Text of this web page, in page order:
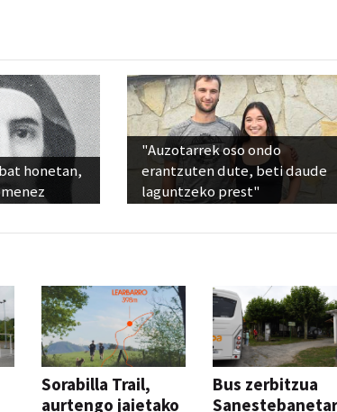
honetan,
"Auzotarrek oso ondo
erantzuten dute, beti daude
laguntzeko prest"
Sorabilla Trail,
aurtengo jaietako
Bus zerbitzua